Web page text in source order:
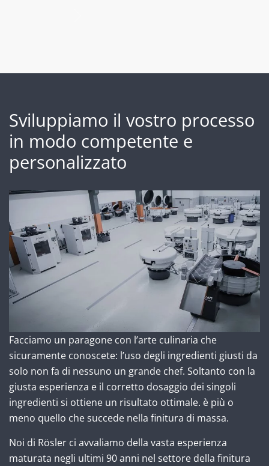
Sviluppiamo il vostro processo
in modo competente e
personalizzato
Facciamo un paragone con l’arte culinaria che
sicuramente conoscete: l’uso degli ingredienti giusti da
solo non fa di nessuno un grande chef. Soltanto con la
giusta esperienza e il corretto dosaggio dei singoli
ingredienti si ottiene un risultato ottimale. è più o
meno quello che succede nella finitura di massa.
Noi di Rösler ci avvaliamo della vasta esperienza
maturata negli ultimi 90 anni nel settore della finitura